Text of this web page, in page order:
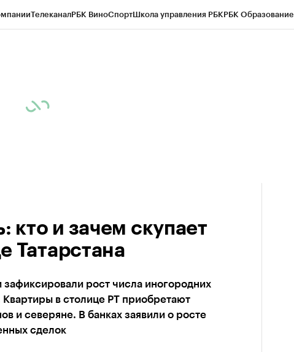
ТелеканалРБК ВиноСпортШкола управления РБКРБК Образование
кто и зачем скупает
Татарстана
рост числа иногородних
Квартиры в столице РТ приобретают
и северяне. В банках заявили о росте
сделок